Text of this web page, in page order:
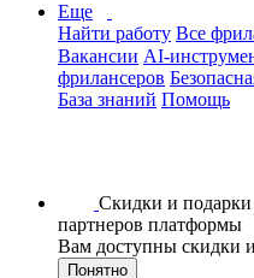
Еще
Найти работу Все
Вакансии AI-
фрилансеров
База знаний Помощь
Скидки и подарки
партнеров платформы
Вам доступны скидки
Понятно